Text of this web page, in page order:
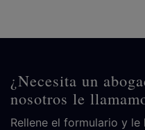
¿Necesita un
nosotros le
Rellene el formulario y